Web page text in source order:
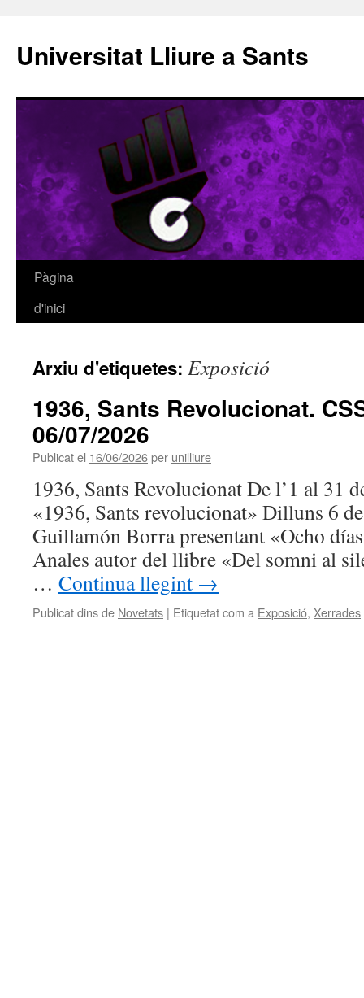
contingut
Universitat Lliure a Sants
Pàgina
d'inici
Arxiu d'etiquetes: Exposició
1936, Sants Revolucionat.
06/07/2026
Publicat el 16/06/2026per unilliure
1936, Sants Revolucionat De l’1 al 31
«1936, Sants revolucionat» Dilluns 6
Guillamón Borra presentant «Ocho
Anales autor del llibre «Del somni al
… Continua llegint →
Publicat dins de Novetats | Etiquetat com a Exposició, Xerrades